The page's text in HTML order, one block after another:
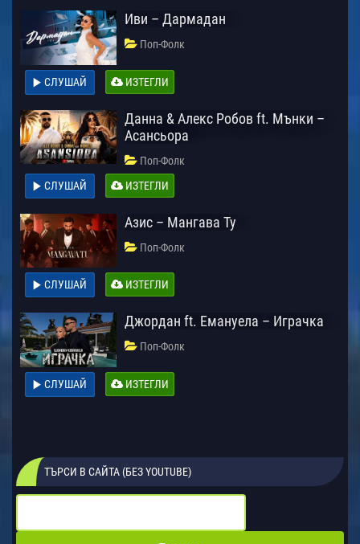
Иви – Дармадан
Поп-Фолк
СЛУШАЙ ИЗТЕГЛИ
Данна & Алекс Робов ft. Мънки –
Асансьора
Поп-Фолк
СЛУШАЙ
ИЗТЕГЛИ
Азис – Мангава Ту
Поп-Фолк
СЛУШАЙ ИЗТЕГЛИ
Джордан ft. Емануела – Играчка
Поп-Фолк
СЛУШАЙ ИЗТЕГЛИ
ТЪРСИ В САЙТА (БЕЗ YOUTUBE)